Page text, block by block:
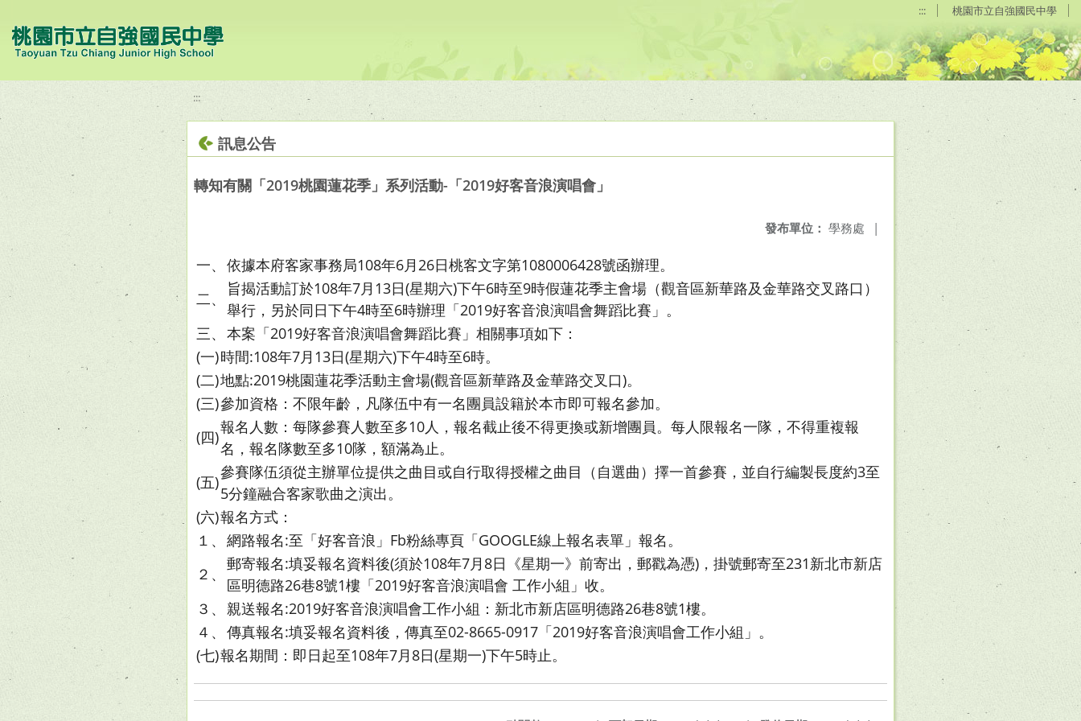
::: 桃園市立自強國民中學
:::
訊息公告
轉知有關「2019桃園蓮花季」系列活動-「2019好客音浪演唱會」
發布單位： 學務處 |
一、 依據本府客家事務局108年6月26日桃客文字第1080006428號函辦理。
二、
旨揭活動訂於108年7月13日(星期六)下午6時至9時假蓮花季主會場（觀音區新華路及金華路交叉路口）
舉行，另於同日下午4時至6時辦理「2019好客音浪演唱會舞蹈比賽」。
三、 本案「2019好客音浪演唱會舞蹈比賽」相關事項如下：
(一)時間:108年7月13日(星期六)下午4時至6時。
(二)地點:2019桃園蓮花季活動主會場(觀音區新華路及金華路交叉口)。
(三)參加資格：不限年齡，凡隊伍中有一名團員設籍於本市即可報名參加。
(四)
報名人數：每隊參賽人數至多10人，報名截止後不得更換或新增團員。每人限報名一隊，不得重複報
名，報名隊數至多10隊，額滿為止。
(五)
參賽隊伍須從主辦單位提供之曲目或自行取得授權之曲目（自選曲）擇一首參賽，並自行編製長度約3至
5分鐘融合客家歌曲之演出。
(六)報名方式：
１、 網路報名:至「好客音浪」Fb粉絲專頁「GOOGLE線上報名表單」報名。
２、
郵寄報名:填妥報名資料後(須於108年7月8日《星期一》前寄出，郵戳為憑)，掛號郵寄至231新北市新店
區明德路26巷8號1樓「2019好客音浪演唱會 工作小組」收。
３、 親送報名:2019好客音浪演唱會工作小組：新北市新店區明德路26巷8號1樓。
４、 傳真報名:填妥報名資料後，傳真至02-8665-0917「2019好客音浪演唱會工作小組」。
(七)報名期間：即日起至108年7月8日(星期一)下午5時止。